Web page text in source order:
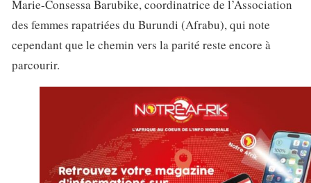
Marie-Consessa Barubike, coordinatrice de l’Association
des femmes rapatriées du Burundi (Afrabu), qui note
cependant que le chemin vers la parité reste encore à
parcourir.